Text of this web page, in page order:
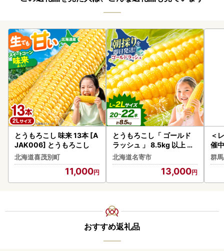
とうもろこし 味来 13本 [A
JAK006] とうもろこし
北海道喜茂別町
11,000
とうもろこし「 ゴールド
ラッシュ 」 8.5kg 以上 北
海道 名寄 スイートコーン
北海道名寄市
13,000
＜
催
】
味
群
おすすめ返礼品